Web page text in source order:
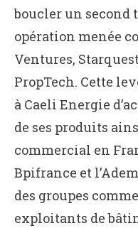
boucler un second
opération menée
Ventures,
PropTech. Cette
à Caeli Energie
de ses produits
commercial en
Bpifrance et
des groupes
exploitants de